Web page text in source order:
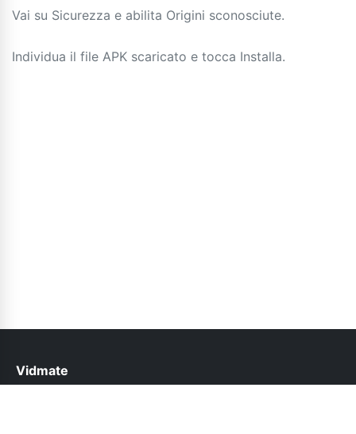
Vai su Sicurezza e abilita Origini sconosciute.
Individua il file APK scaricato e tocca Installa.
Vidmate